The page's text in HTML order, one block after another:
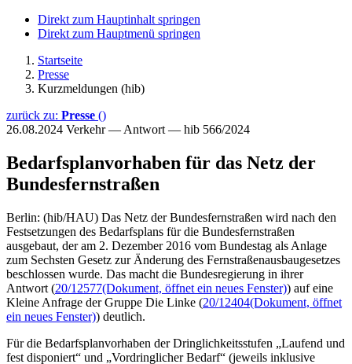
Direkt zum Hauptinhalt springen
Direkt zum Hauptmenü springen
Startseite
Presse
Kurzmeldungen (hib)
zurück zu: Presse ()
26.08.2024 Verkehr — Antwort — hib 566/2024
Bedarfsplanvorhaben für das Netz der
Bundesfernstraßen
Berlin: (hib/HAU) Das Netz der Bundesfernstraßen wird nach den
Festsetzungen des Bedarfsplans für die Bundesfernstraßen
ausgebaut, der am 2. Dezember 2016 vom Bundestag als Anlage
zum Sechsten Gesetz zur Änderung des Fernstraßenausbaugesetzes
beschlossen wurde. Das macht die Bundesregierung in ihrer
Antwort (20/12577(Dokument, öffnet ein neues Fenster)) auf eine
Kleine Anfrage der Gruppe Die Linke (20/12404(Dokument, öffnet
ein neues Fenster)) deutlich.
Für die Bedarfsplanvorhaben der Dringlichkeitsstufen „Laufend und
fest disponiert“ und „Vordringlicher Bedarf“ (jeweils inklusive